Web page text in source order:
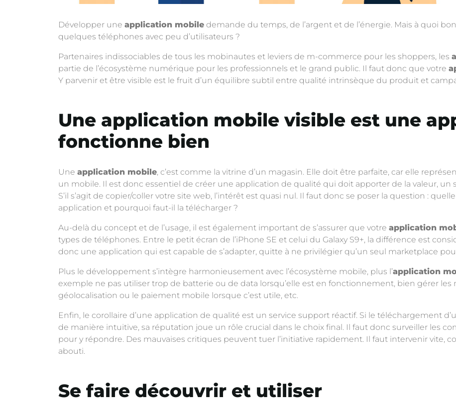
Développer une application mobile demande du temps, de l’argent et de l’énergie. Mais à quoi
quelques téléphones avec peu d’utilisateurs ?
Partenaires indissociables de tous les mobinautes et leviers de m-commerce pour les shoppers, les
partie de l’écosystème numérique pour les professionnels et le grand public. Il faut donc que votre
Y parvenir et être visible est le fruit d’un équilibre subtil entre qualité intrinsèque du produit et
Une application mobile visible est une
fonctionne bien
Une application mobile, c’est comme la vitrine d’un magasin. Elle doit être parfaite, car elle
un mobile. Il est donc essentiel de créer une application de qualité qui doit apporter de la valeur, un
S’il s’agit de copier/coller votre site web, l’intérêt est quasi nul. Il faut donc se poser la question :
application et pourquoi faut-il la télécharger ?
Au-delà du concept et de l’usage, il est également important de s’assurer que votre application
types de téléphones. Entre le petit écran de l’iPhone SE et celui du Galaxy S9+, la différence est
donc une application qui est capable de s’adapter, quitte à ne privilégier qu’un seul marketplace
Plus le développement s’intègre harmonieusement avec l’écosystème mobile, plus l’application
exemple ne pas utiliser trop de batterie ou de data lorsqu’elle est en fonctionnement, bien gérer les
géolocalisation ou le paiement mobile lorsque c’est utile, etc.
Enfin, le corollaire d’une application de qualité est un service support réactif. Si le téléchargement
de manière intuitive, sa réputation joue un rôle crucial dans le choix final. Il faut donc surveiller les
pour y répondre. Des mauvaises critiques peuvent tuer l’initiative rapidement. Il faut intervenir vite,
abouti.
Se faire découvrir et utiliser